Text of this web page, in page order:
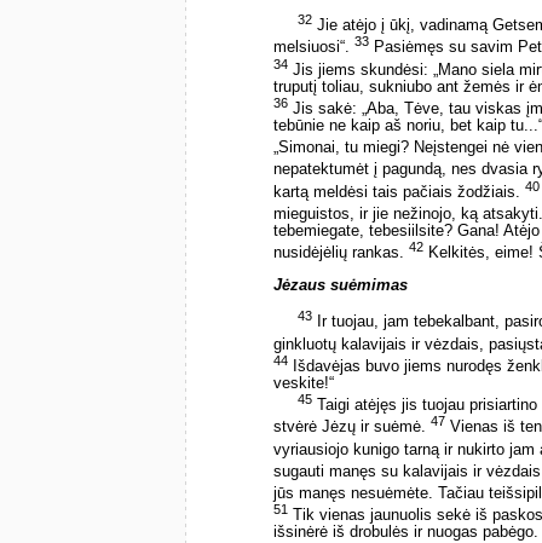
32 Jie atėjo į ūkį, vadinamą
melsiuosi“. 33 Pasiėmęs su savim
34 Jis jiems skundėsi: „Mano siela
truputį toliau, sukniubo ant žemės ir
36 Jis sakė: „Aba, Tėve, tau viskas
tebūnie ne kaip aš noriu, bet kaip
„Simonai, tu miegi? Neįstengei nė
nepatektumėt į pagundą, nes dvasia
kartą meldėsi tais pačiais žodžiais. 40
mieguistos, ir jie nežinojo, ką
tebemiegate, tebesiilsite? Gana!
nusidėjėlių rankas. 42 Kelkitės, eime!
Jėzaus suėmimas
43 Ir tuojau, jam tebekalbant,
ginkluotų kalavijais ir vėzdais,
44 Išdavėjas buvo jiems nurodęs
veskite!“
45 Taigi atėjęs jis tuojau
stvėrė Jėzų ir suėmė. 47 Vienas iš
vyriausiojo kunigo tarną ir nukirto
sugauti manęs su kalavijais ir
jūs manęs nesuėmėte. Tačiau
51
Tik vienas jaunuolis sekė iš
išsinėrė iš drobulės ir nuogas pabėgo.